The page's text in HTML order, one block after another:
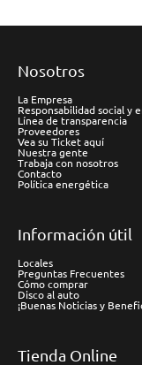
Nosotros
La Empresa
Responsabilidad social y
Línea de transparencia
Proveedores
Vea su Ticket aquí
Nuestra gente
Trabaja con nosotros
Contacto
Política energética
Información útil
Locales
Preguntas Frecuentes
Cómo comprar
Disco al auto
¡Buenas Noticias y
Tienda Online